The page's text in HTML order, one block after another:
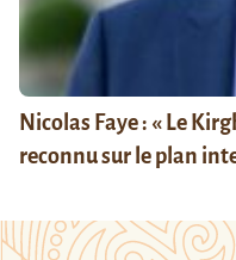
Nicolas Faye : « Le
reconnu sur le plan